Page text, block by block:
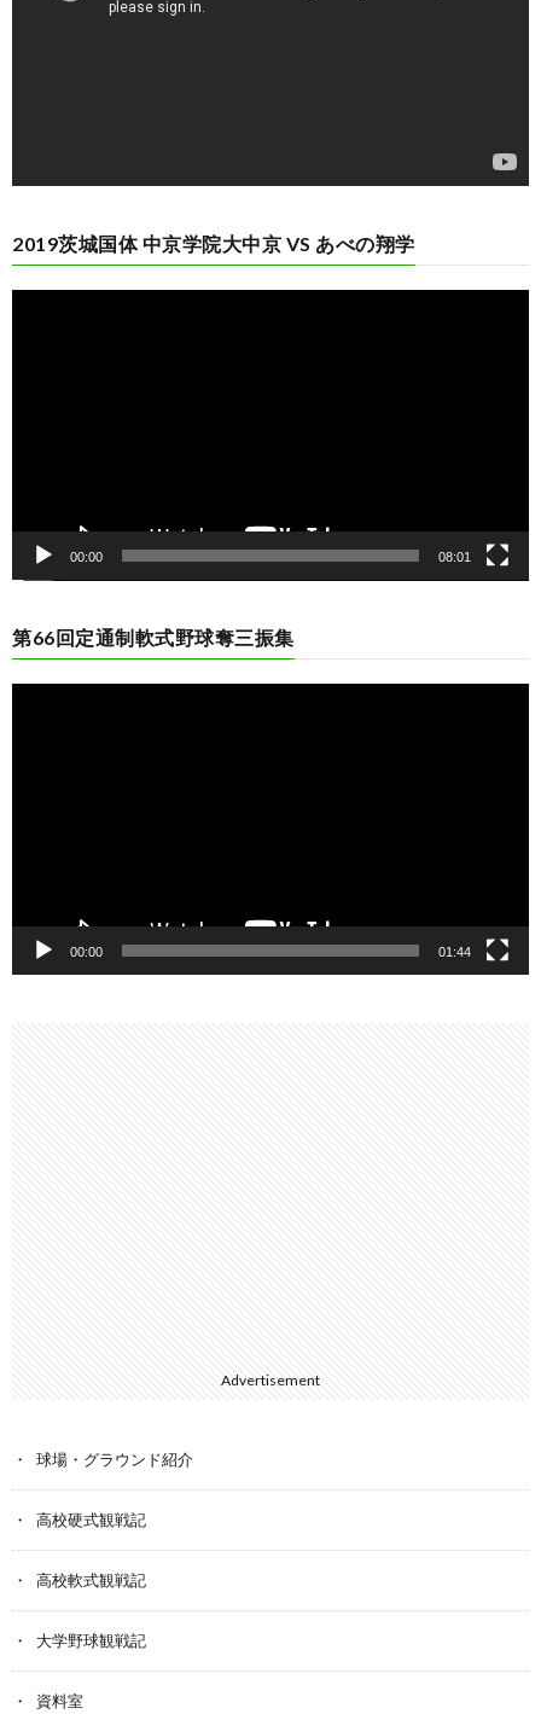
2019茨城国体 中京学院大中京 VS あべの翔学
動
00:00 08:01
第66回定通制軟式野球奪三振集
動
00:00 01:44
Advertisement
球場・グラウンド紹介
高校硬式観戦記
高校軟式観戦記
大学野球観戦記
資料室